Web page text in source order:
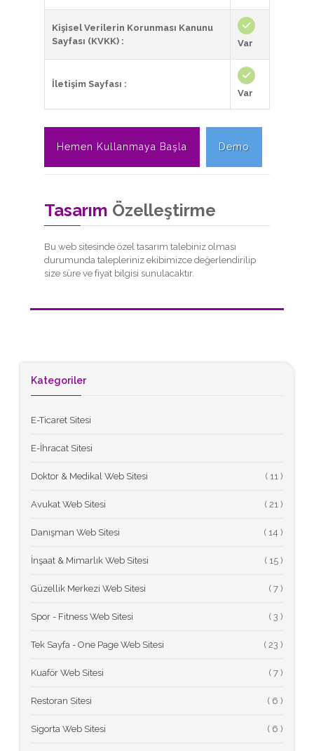
Kişisel Verilerin Korunması Kanunu
Sayfası (KVKK) :
Var
İletişim Sayfası :
Var
Hemen Kullanmaya Başla Demo
Tasarım Özelleştirme
Bu web sitesinde özel tasarım talebiniz olması
durumunda talepleriniz ekibimizce değerlendirilip
size süre ve fiyat bilgisi sunulacaktır.
Kategoriler
E-Ticaret Sitesi
E-İhracat Sitesi
Doktor & Medikal Web Sitesi (
Avukat Web Sitesi (
Danışman Web Sitesi (
İnşaat & Mimarlık Web Sitesi (
Güzellik Merkezi Web Sitesi (
Spor - Fitness Web Sitesi (
Tek Sayfa - One Page Web Sitesi (
Kuaför Web Sitesi (
Restoran Sitesi (
Sigorta Web Sitesi (